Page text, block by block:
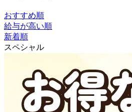
おすすめ順
給与が高い順
新着順
スペシャル